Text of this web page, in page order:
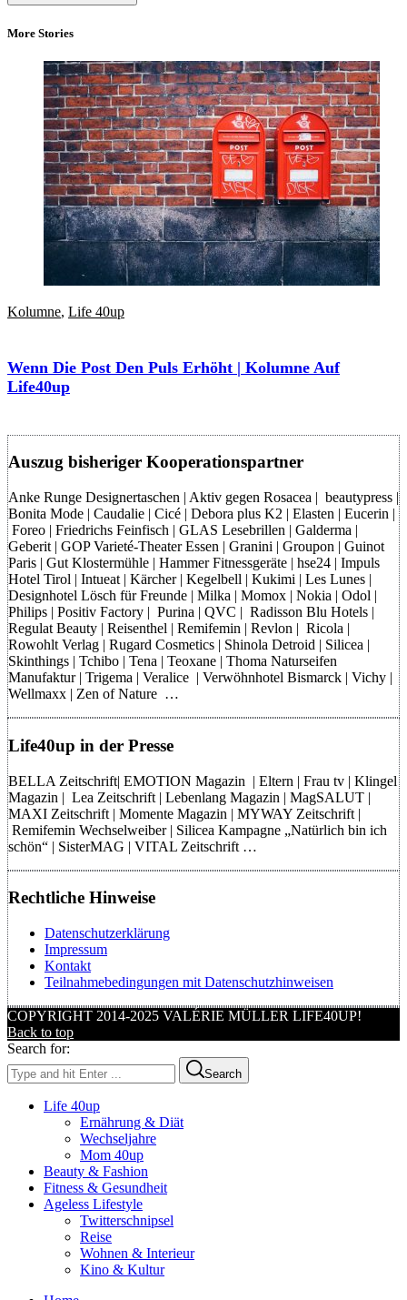
More Stories
Kolumne, Life 40up
Wenn Die Post Den Puls Erhöht | Kolumne Auf
Life40up
Auszug bisheriger Kooperationspartner
Anke Runge Designertaschen | Aktiv gegen Rosacea | beautypress |
Bonita Mode | Caudalie | Cicé | Debora plus K2 | Elasten | Eucerin |
Foreo | Friedrichs Feinfisch | GLAS Lesebrillen | Galderma |
Geberit | GOP Varieté-Theater Essen | Granini | Groupon | Guinot
Paris | Gut Klostermühle | Hammer Fitnessgeräte | hse24 | Impuls
Hotel Tirol | Intueat | Kärcher | Kegelbell | Kukimi | Les Lunes |
Designhotel Lösch für Freunde | Milka | Momox | Nokia | Odol |
Philips | Positiv Factory | Purina | QVC | Radisson Blu Hotels |
Regulat Beauty | Reisenthel | Remifemin | Revlon | Ricola |
Rowohlt Verlag | Rugard Cosmetics | Shinola Detroid | Silicea |
Skinthings | Tchibo | Tena | Teoxane | Thoma Naturseifen
Manufaktur | Trigema | Veralice | Verwöhnhotel Bismarck | Vichy |
Wellmaxx | Zen of Nature …
Life40up in der Presse
BELLA Zeitschrift| EMOTION Magazin | Eltern | Frau tv | Klingel
Magazin | Lea Zeitschrift | Lebenlang Magazin | MagSALUT |
MAXI Zeitschrift | Momente Magazin | MYWAY Zeitschrift |
Remifemin Wechselweiber | Silicea Kampagne „Natürlich bin ich
schön“ | SisterMAG | VITAL Zeitschrift …
Rechtliche Hinweise
Datenschutzerklärung
Impressum
Kontakt
Teilnahmebedingungen mit Datenschutzhinweisen
COPYRIGHT 2014-2025 VALÉRIE MÜLLER LIFE40UP!
Back to top
Search for:
Search
Life 40up
Ernährung & Diät
Wechseljahre
Mom 40up
Beauty & Fashion
Fitness & Gesundheit
Ageless Lifestyle
Twitterschnipsel
Reise
Wohnen & Interieur
Kino & Kultur